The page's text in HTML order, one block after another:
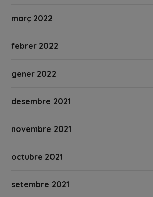
març 2022
febrer 2022
gener 2022
desembre 2021
novembre 2021
octubre 2021
setembre 2021